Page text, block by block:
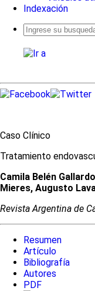
Indexación
Caso Clínico
Tratamiento
Camila Belén
Mieres, Augusto
Revista Argentina de
Resumen
Artículo
Bibliografía
Autores
PDF